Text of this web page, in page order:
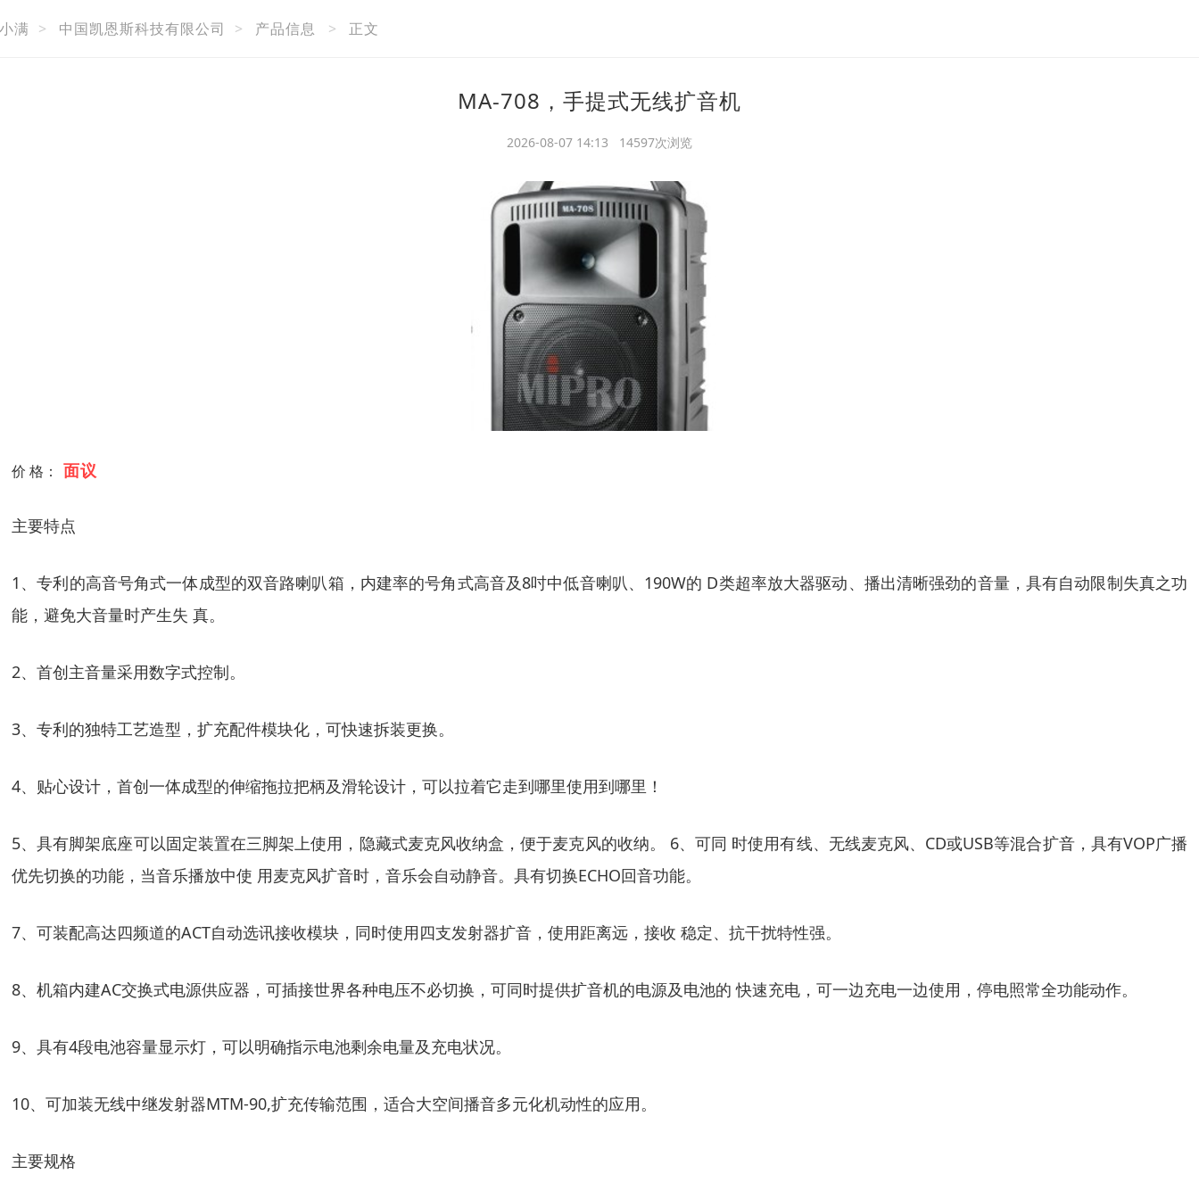
满 > 中国凯恩斯科技有限公司 > 产品信息 > 正文
MA-708，手提式无线扩音机
2026-08-07 14:13 14597次浏览
价 格： 面议
主要特点
1、专利的高音号角式一体成型的双音路喇叭箱，内建率的号角式高音及8吋中低音喇叭、190W的 D类超率放大器驱动、播出清晰强劲的音量，具有自动限制失真之功
能，避免大音量时产生失 真。
2、首创主音量采用数字式控制。
3、专利的独特工艺造型，扩充配件模块化，可快速拆装更换。
4、贴心设计，首创一体成型的伸缩拖拉把柄及滑轮设计，可以拉着它走到哪里使用到哪里！
5、具有脚架底座可以固定装置在三脚架上使用，隐藏式麦克风收纳盒，便于麦克风的收纳。 6、可同 时使用有线、无线麦克风、CD或USB等混合扩音，具有VOP广播
优先切换的功能，当音乐播放中使 用麦克风扩音时，音乐会自动静音。具有切换ECHO回音功能。
7、可装配高达四频道的ACT自动选讯接收模块，同时使用四支发射器扩音，使用距离远，接收 稳定、抗干扰特性强。
8、机箱内建AC交换式电源供应器，可插接世界各种电压不必切换，可同时提供扩音机的电源及电池的 快速充电，可一边充电一边使用，停电照常全功能动作。
9、具有4段电池容量显示灯，可以明确指示电池剩余电量及充电状况。
10、可加装无线中继发射器MTM-90,扩充传输范围，适合大空间播音多元化机动性的应用。
主要规格